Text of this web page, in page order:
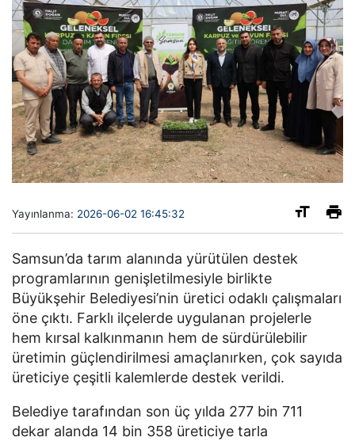
Yayınlanma: 2026-06-02 16:45:32
Samsun’da tarım alanında yürütülen destek
programlarının genişletilmesiyle birlikte
Büyükşehir Belediyesi’nin üretici odaklı çalışmaları
öne çıktı. Farklı ilçelerde uygulanan projelerle
hem kırsal kalkınmanın hem de sürdürülebilir
üretimin güçlendirilmesi amaçlanırken, çok sayıda
üreticiye çeşitli kalemlerde destek verildi.
Belediye tarafından son üç yılda 277 bin 711
dekar alanda 14 bin 358 üreticiye tarla